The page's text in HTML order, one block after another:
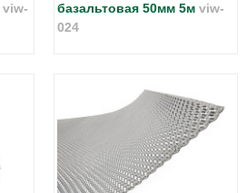
viw-
базальтовая 50мм 5м viw-
024